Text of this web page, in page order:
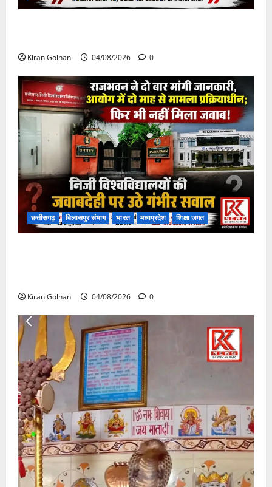
Kiran Golhani 04/08/2026 0
छत्तीसगढ़ बिलासपुर संभाग भारत मध्यप्रदेश शिक्षा जगत
Kiran Golhani 04/08/2026 0